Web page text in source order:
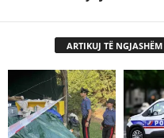
ARTIKUJ TË NGJASHËM